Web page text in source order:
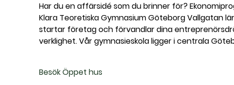
Har du en affärsidé som du brinner för?
Klara Teoretiska Gymnasium Göteborg Vallgatan
startar företag och förvandlar dina
verklighet. Vår gymnasieskola ligger i centrala
Besök Öppet hus